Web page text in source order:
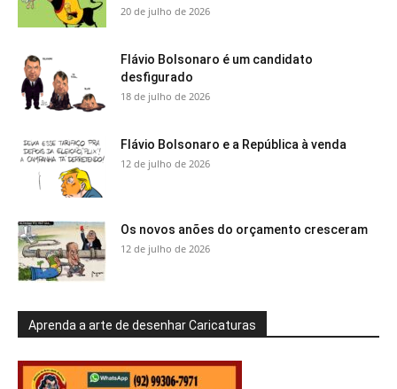
20 de julho de 2026
Flávio Bolsonaro é um candidato
desfigurado
18 de julho de 2026
Flávio Bolsonaro e a República à venda
12 de julho de 2026
Os novos anões do orçamento cresceram
12 de julho de 2026
Aprenda a arte de desenhar Caricaturas